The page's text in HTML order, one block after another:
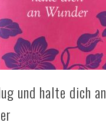
und halte dich an